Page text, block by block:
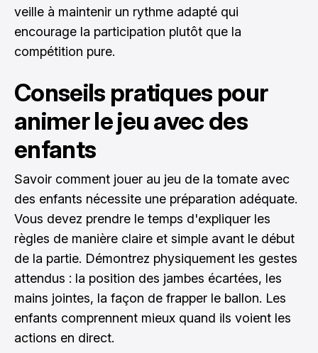
veille à maintenir un rythme adapté qui
encourage la participation plutôt que la
compétition pure.
Conseils pratiques pour
animer le jeu avec des
enfants
Savoir comment jouer au jeu de la tomate avec
des enfants nécessite une préparation adéquate.
Vous devez prendre le temps d'expliquer les
règles de manière claire et simple avant le début
de la partie. Démontrez physiquement les gestes
attendus : la position des jambes écartées, les
mains jointes, la façon de frapper le ballon. Les
enfants comprennent mieux quand ils voient les
actions en direct.